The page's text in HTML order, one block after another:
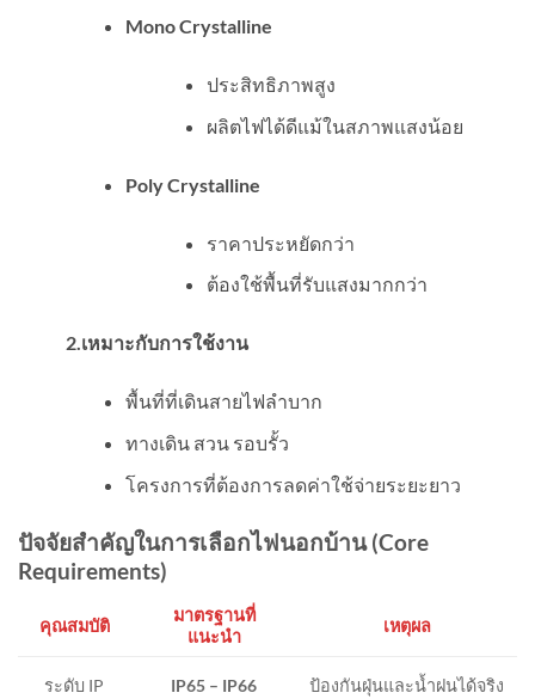
Mono Crystalline
ประสิทธิภาพสูง
ผลิตไฟได้ดีแม้ในสภาพแสงน้อย
Poly Crystalline
ราคาประหยัดกว่า
ต้องใช้พื้นที่รับแสงมากกว่า
2.เหมาะกับการใช้งาน
พื้นที่ที่เดินสายไฟลำบาก
ทางเดิน สวน รอบรั้ว
โครงการที่ต้องการลดค่าใช้จ่ายระยะยาว
ปัจจัยสำคัญในการเลือกไฟนอกบ้าน (Core
Requirements)
คุณสมบัติ
มาตรฐานที่
แนะนำ
เหตุผล
ระดับ IP IP65 – IP66 ป้องกันฝุ่นและน้ำฝนได้จริง